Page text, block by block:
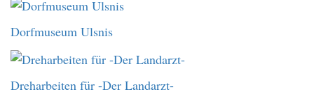
Dorfmuseum Ulsnis
Dreharbeiten für -Der Landarzt-